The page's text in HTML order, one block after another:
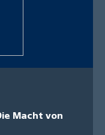
Macht von